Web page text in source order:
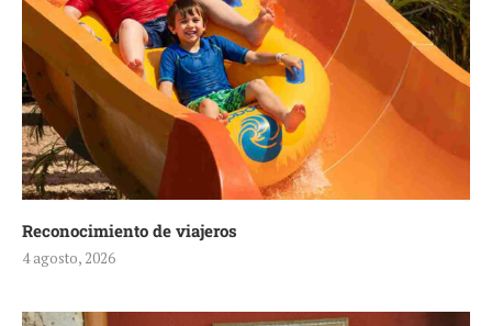
Reconocimiento de viajeros
4 agosto, 2026